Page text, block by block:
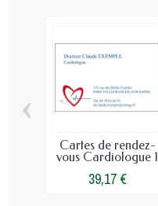
Cartes de rendez-
vous Cardiologue 1
39,17 €
‹